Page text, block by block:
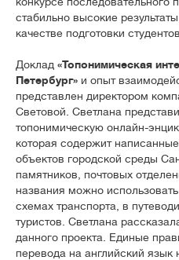
стабильно высокие
качестве подготовки
Доклад «Топонимическая
Петербург» и опыт
представлен директором
Световой. Светлана
топонимическую онлайн-
которая содержит
объектов городской среды
памятников, почтовых
названия можно использовать
схемах транспорта, в
туристов. Светлана
данного проекта. Единые
перевода на английский язык